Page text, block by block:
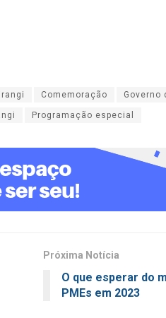
Comemoração Governo
Programação especial
Próxima Notícia
O que esperar do
PMEs em 2023